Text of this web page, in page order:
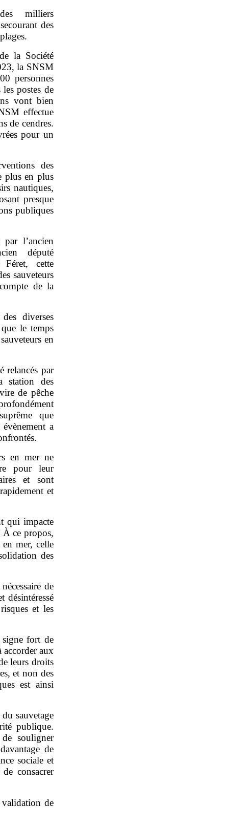
milliers
des
la Société
la SNSM
personnes
postes de
vont bien
effectue
de cendres.
pour un
des
plus en plus
nautiques,
presque
publiques
l’ancien
député
Féret, cette
sauveteurs
de la
diverses
le temps
en
relancés par
station des
de pêche
que
a
en mer ne
pour leur
et sont
et
qui impacte
À ce propos,
mer, celle
des
de
désintéressé
et les
fort de
accorder aux
leurs droits
et non des
est ainsi
sauvetage
publique.
souligner
de
sociale et
consacrer
validation de